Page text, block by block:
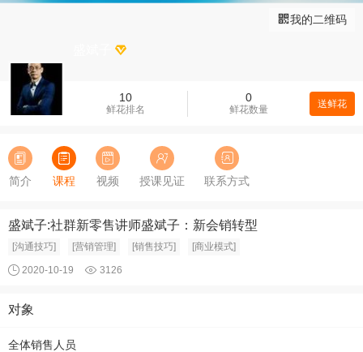
我的二维码
10
鲜花排名
0
鲜花数量 送鲜花
简介 课程 视频 授课见证 联系方式
盛斌子:社群新零售讲师盛斌子：新会销转型
[沟通技巧] [营销管理] [销售技巧] [商业模式]
2020-10-19 3126
对象
全体销售人员